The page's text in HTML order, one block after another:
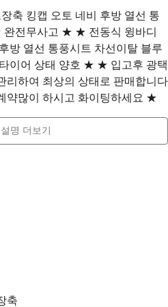
축 킹캡 오토 네비 후방 열선 통
전무사고 ★ ★ 전동식 윙바디
열선 통풍시트 차선이탈 블루
어 상태 양호 ★ ★ 입고후 광택
하여 최상의 상태로 판매합니다
많이 하시고 화이팅하세요 ★
명 더보기
축